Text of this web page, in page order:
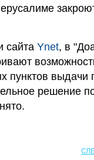
сайта Ynet, в
пунктов выдачи
решение